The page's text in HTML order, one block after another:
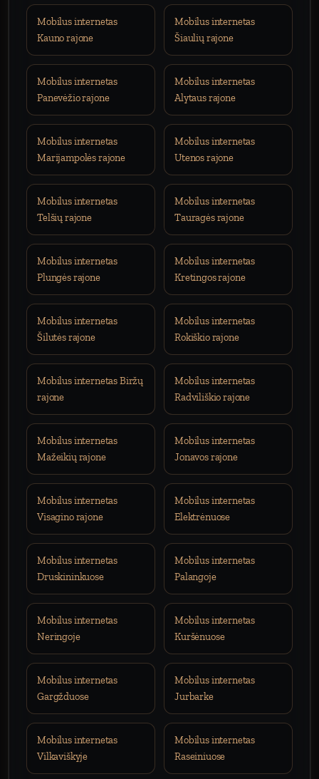
Mobilus internetas
Kauno rajone
Mobilus internetas
Šiaulių rajone
Mobilus internetas
Panevėžio rajone
Mobilus internetas
Alytaus rajone
Mobilus internetas
Marijampolės rajone
Mobilus internetas
Utenos rajone
Mobilus internetas
Telšių rajone
Mobilus internetas
Tauragės rajone
Mobilus internetas
Plungės rajone
Mobilus internetas
Kretingos rajone
Mobilus internetas
Šilutės rajone
Mobilus internetas
Rokiškio rajone
Mobilus internetas Biržų
rajone
Mobilus internetas
Radviliškio rajone
Mobilus internetas
Mažeikių rajone
Mobilus internetas
Jonavos rajone
Mobilus internetas
Visagino rajone
Mobilus internetas
Elektrėnuose
Mobilus internetas
Druskininkuose
Mobilus internetas
Palangoje
Mobilus internetas
Neringoje
Mobilus internetas
Kuršėnuose
Mobilus internetas
Gargžduose
Mobilus internetas
Jurbarke
Mobilus internetas
Vilkaviškyje
Mobilus internetas
Raseiniuose